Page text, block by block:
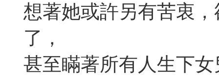
想著她或許另有苦衷
了，
甚至瞞著所有人生下